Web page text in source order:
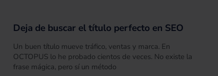
Deja de buscar el título perfecto en SEO
Un buen título mueve tráfico, ventas y marca. En
OCTOPUS lo he probado cientos de veces. No existe la
frase mágica, pero sí un método